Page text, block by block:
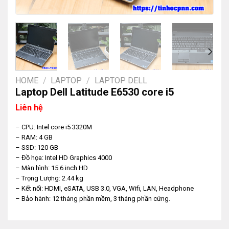
HOME / LAPTOP / LAPTOP DELL
Laptop Dell Latitude E6530 core i5
Liên hệ
– CPU: Intel core i5 3320M
– RAM: 4 GB
– SSD: 120 GB
– Đồ họa: Intel HD Graphics 4000
– Màn hình: 15.6 inch HD
– Trọng Lượng: 2.44 kg
– Kết nối: HDMI, eSATA, USB 3.0, VGA, Wifi, LAN, Headphone
– Bảo hành: 12 tháng phần mềm, 3 tháng phần cứng.